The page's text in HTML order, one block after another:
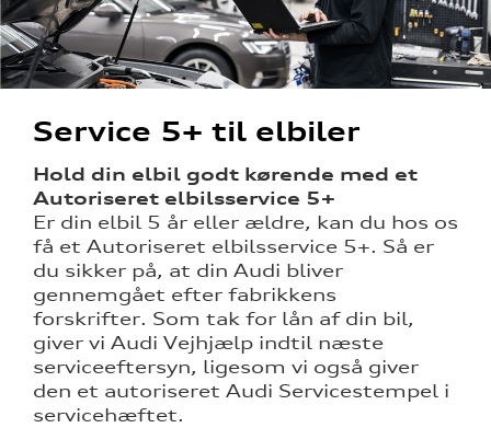
5 år?
elbiler
til
Service 5+ til elbiler
Hold din elbil godt kørende med et
Autoriseret elbilsservice 5+
Er din elbil 5 år eller ældre, kan du hos os
få et Autoriseret elbilsservice 5+. Så er
du sikker på, at din Audi bliver
gennemgået efter fabrikkens
forskrifter. Som tak for lån af din bil,
giver vi Audi Vejhjælp indtil næste
serviceeftersyn, ligesom vi også giver
den et autoriseret Audi Servicestempel i
servicehæftet.